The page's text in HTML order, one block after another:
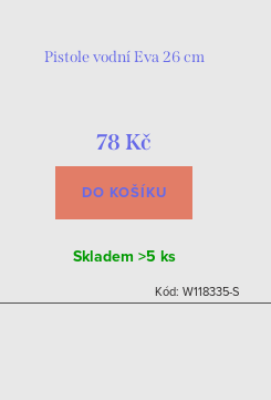
Pistole vodní Eva 26 cm
78 Kč
DO KOŠÍKU
Skladem >5 ks
Kód: W118335-S